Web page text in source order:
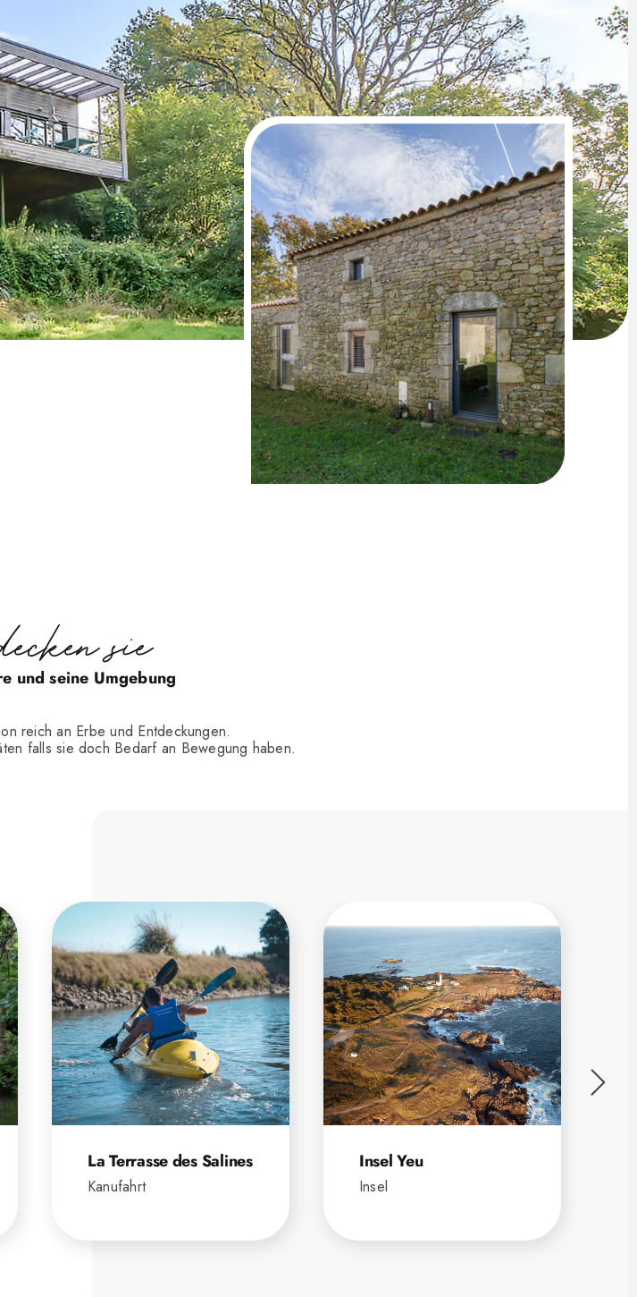
sie
und seine Umgebung
reich an Erbe und Entdeckungen.
falls sie doch Bedarf an Bewegung haben.
La Terrasse des Salines
Kanufahrt
Insel Yeu
Insel